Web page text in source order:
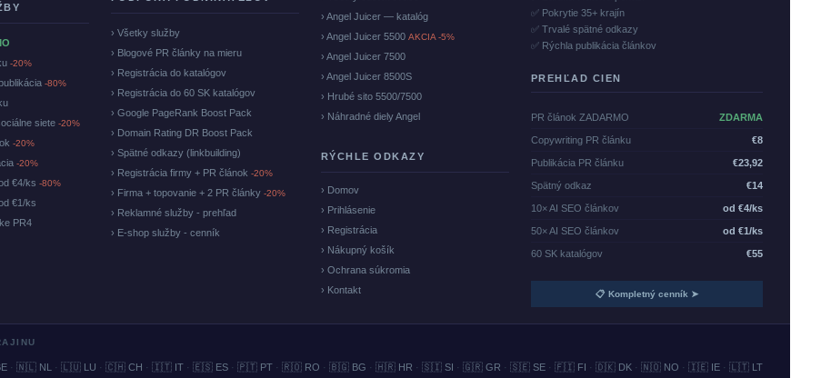
-20%
-80%
siete -20%
-20%
-20%
€4/ks -80%
€1/ks
PR4
› Všetky služby
› Blogové PR články na mieru
› Registrácia do katalógov
› Registrácia do 60 SK katalógov
› Google PageRank Boost Pack
› Domain Rating DR Boost Pack
› Spätné odkazy (linkbuilding)
› Registrácia firmy + PR článok -20%
› Firma + topovanie + 2 PR články -20%
› Reklamné služby - prehľad
› E-shop služby - cenník
› Angel Juicer — katalóg
› Angel Juicer 5500 AKCIA -5%
› Angel Juicer 7500
› Angel Juicer 8500S
› Hrubé sito 5500/7500
› Náhradné diely Angel
RÝCHLE ODKAZY
› Domov
› Prihlásenie
› Registrácia
› Nákupný košík
› Ochrana súkromia
› Kontakt
✅ Pokrytie 35+ krajín
✅ Trvalé spätné odkazy
✅ Rýchla publikácia článkov
PREHĽAD CIEN
PR článok ZADARMO ZDARMA
Copywriting PR článku €8
Publikácia PR článku €23,92
Spätný odkaz €14
10× AI SEO článkov od €4/ks
50× AI SEO článkov od €1/ks
60 SK katalógov €55
📋 Kompletný cenník ➤
· 🇳🇱 NL · 🇱🇺 LU · 🇨🇭 CH · 🇮🇹 IT · 🇪🇸 ES · 🇵🇹 PT · 🇷🇴 RO · 🇧🇬 BG · 🇭🇷 HR · 🇸🇮 SI · 🇬🇷 GR · 🇸🇪 SE · 🇫🇮 FI · 🇩🇰 DK · 🇳🇴 NO · 🇮🇪 IE · 🇱🇹 LT